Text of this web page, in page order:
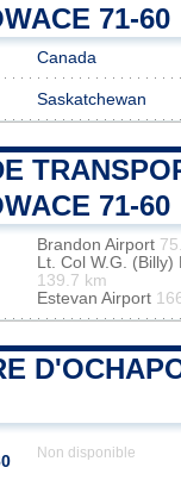
71-60
Canada
Saskatchewan
71-60
Brandon Airport
Lt. Col W.G. (Billy)
139.7 km
Estevan Airport
Non disponible